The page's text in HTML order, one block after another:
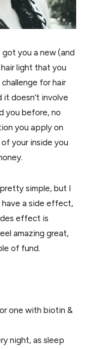
you a new (and
light that you
for hair
doesn’t involve
you before, no
you apply on
your inside you
simple, but I
a side effect,
effect is
amazing great,
of fund.
one with biotin &
night, as sleep